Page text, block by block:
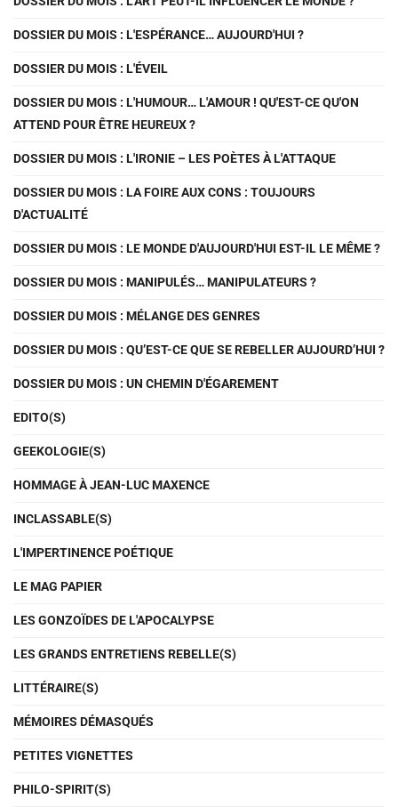
DOSSIER DU MOIS : L'ESPÉRANCE… AUJOURD'HUI ?
DOSSIER DU MOIS : L'ÉVEIL
DOSSIER DU MOIS : L'HUMOUR… L'AMOUR ! QU'EST-CE QU'ON
ATTEND POUR ÊTRE HEUREUX ?
DOSSIER DU MOIS : L'IRONIE – LES POÈTES À L'ATTAQUE
DOSSIER DU MOIS : LA FOIRE AUX CONS : TOUJOURS
D'ACTUALITÉ
DOSSIER DU MOIS : LE MONDE D'AUJOURD'HUI EST-IL LE MÊME ?
DOSSIER DU MOIS : MANIPULÉS… MANIPULATEURS ?
DOSSIER DU MOIS : MÉLANGE DES GENRES
DOSSIER DU MOIS : QU’EST-CE QUE SE REBELLER AUJOURD’HUI ?
DOSSIER DU MOIS : UN CHEMIN D'ÉGAREMENT
EDITO(S)
GEEKOLOGIE(S)
HOMMAGE À JEAN-LUC MAXENCE
INCLASSABLE(S)
L'IMPERTINENCE POÉTIQUE
LE MAG PAPIER
LES GONZOÏDES DE L'APOCALYPSE
LES GRANDS ENTRETIENS REBELLE(S)
LITTÉRAIRE(S)
MÉMOIRES DÉMASQUÉS
PETITES VIGNETTES
PHILO-SPIRIT(S)